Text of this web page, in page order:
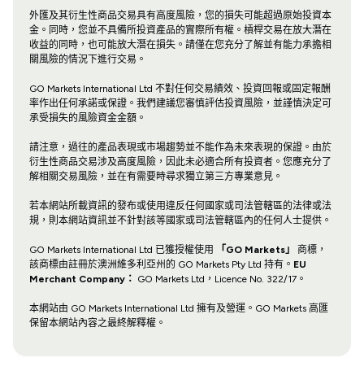
外匯及其衍生性商品交易具有高度風險，您的損失可能超過原始投資本
金。同時，您並不具備所投資產品的實際所有權。槓桿交易在放大潛在
收益的同時，也可能放大潛在損失。請僅在您充分了解並有能力承擔相
關風險的情況下進行交易。
GO Markets International Ltd 不對任何交易績效、投資回報或固定報酬
率作出任何承諾或保證。我們建議您審慎評估投資風險，並謹慎決定可
承受損失的風險資金金額。
請注意，過往的產品表現或市場趨勢並不能作為未來表現的保證。由於
衍生性商品交易涉及高度風險，因此未必適合所有投資者。您應充分了
解相關交易風險，並在有需要時尋求獨立第三方專業意見。
若本網站所載資訊的發布或使用違反任何國家或司法管轄區的法律或法
規，則本網站資訊並不針對該等國家或司法管轄區內的任何人士提供。
GO Markets International Ltd 已獲授權使用 「GO Markets」
商標，
該商標由註冊於澳洲維多利亞州的 GO Markets Pty Ltd 持有。 EU
Merchant Company： GO Markets Ltd，Licence No. 322/17。
本網站由 GO Markets International Ltd 擁有及營運。GO Markets 高匯
保留本網站內容之最終解釋權。